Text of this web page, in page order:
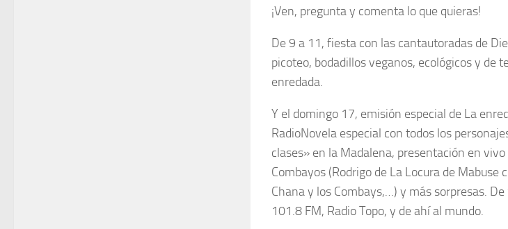
¡Ven, pregunta y comenta lo que quieras!
De 9 a 11, fiesta con las cantautoradas de
picoteo, bodadillos veganos, ecológicos y de
enredada.
Y el domingo 17, emisión especial de La
RadioNovela especial con todos los
clases» en la Madalena, presentación en
Combayos (Rodrigo de La Locura de Mabuse
Chana y los Combays,…) y más sorpresas.
101.8 FM, Radio Topo, y de ahí al mundo.